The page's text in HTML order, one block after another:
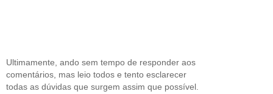
Ultimamente, ando sem tempo de responder aos
comentários, mas leio todos e tento esclarecer
todas as dúvidas que surgem assim que possível.